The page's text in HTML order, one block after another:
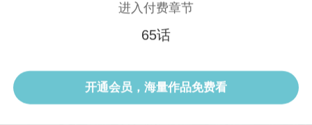
选集 当前话
进入付费章节
65话
开通会员，海量作品免费看